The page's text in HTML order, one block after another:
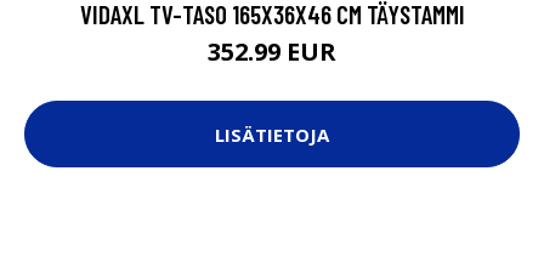
VIDAXL TV-TASO 165X36X46 CM TÄYSTAMMI
352.99 EUR
LISÄTIETOJA